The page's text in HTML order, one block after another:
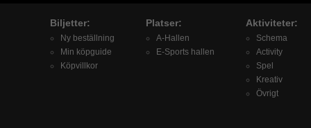
Biljetter:
Ny beställning
Min köpguide
Köpvillkor
Platser:
A-Hallen
E-Sports hallen
Aktiviteter:
Schema
Activity
Spel
Kreativ
Övrigt